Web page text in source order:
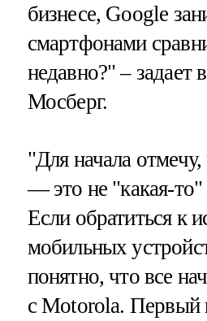
бизнесе, Google
смартфонами
недавно?" – задает
Мосберг.
"Для начала
— это не "какая-то"
Если обратиться к
мобильных
понятно, что все
с Motorola. Первый